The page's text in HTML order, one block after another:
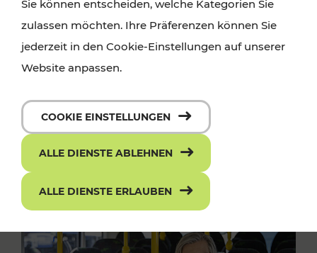
Sie können entscheiden, welche Kategorien Sie
zulassen möchten. Ihre Präferenzen können Sie
jederzeit in den Cookie-Einstellungen auf unserer
Website anpassen.
COOKIE EINSTELLUNGEN
ALLE DIENSTE ABLEHNEN
ALLE DIENSTE ERLAUBEN